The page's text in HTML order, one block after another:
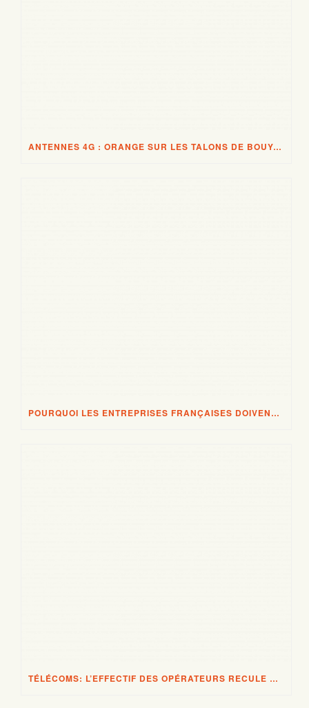
ANTENNES 4G : ORANGE SUR LES TALONS DE BOUYGUES TELECOM
POURQUOI LES ENTREPRISES FRANÇAISES DOIVENT ÊTRE TRÈS PRUDENTES AVEC LES CLOUD ET AUTRES SERVICES IT DE FOURNISSEURS US
TÉLÉCOMS: L’EFFECTIF DES OPÉRATEURS RECULE À NOUVEAU